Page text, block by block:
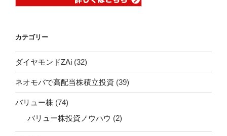
カテゴリー
ダイヤモンドZAi (32)
ネオモバで高配当株積立投資 (39)
バリュー株 (74)
バリュー株投資ノウハウ (2)